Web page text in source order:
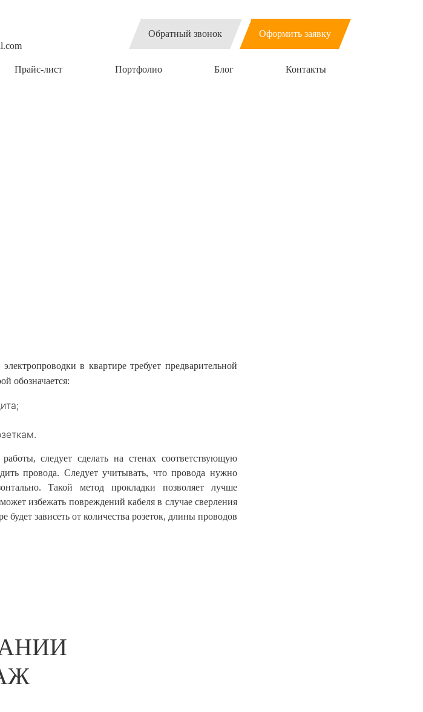
Обратный звонок Оформить заявку
Прайс-лист Портфолио Блог Контакты
электропроводки в квартире требует предварительной
обозначается:
работы, следует сделать на стенах соответствующую
провода. Следует учитывать, что провода нужно
Такой метод прокладки позволяет лучше
избежать повреждений кабеля в случае сверления
зависеть от количества розеток, длины проводов